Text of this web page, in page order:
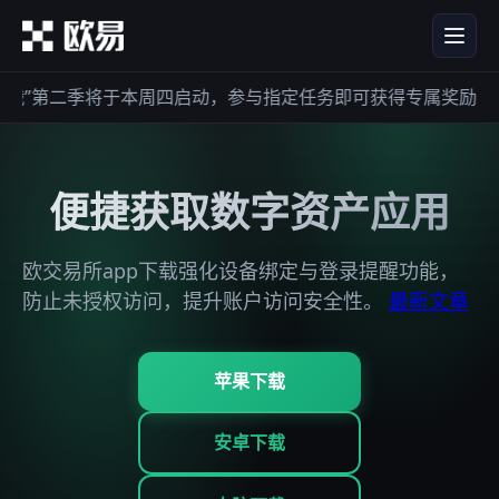
二季将于本周四启动，参与指定任务即可获得专属奖励，欢
便捷获取数字资产应用
欧交易所app下载强化设备绑定与登录提醒功能，
防止未授权访问，提升账户访问安全性。 最新文章
苹果下载
安卓下载